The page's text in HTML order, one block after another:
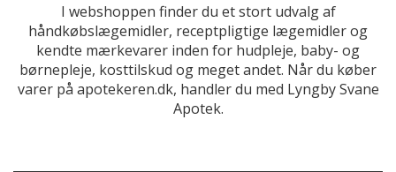
I webshoppen finder du et stort udvalg af
håndkøbslægemidler, receptpligtige lægemidler og
kendte mærkevarer inden for hudpleje, baby- og
børnepleje, kosttilskud og meget andet. Når du køber
varer på apotekeren.dk, handler du med Lyngby Svane
Apotek.